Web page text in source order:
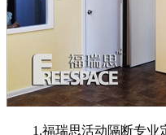
1.福瑞思活动隔断专业